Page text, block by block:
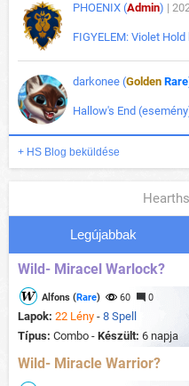
PHOENIX (Admin) |
FIGYELEM: Violet
darkonee (Golden Rare
Hallow's End
+ HS Blog beküldése
Legújabbak
Wild- Miracel Warlock?
Alfons (Rare) 60 0
Lapok: 22 Lény - 8 Spell
Típus: Combo - Készült: 6 napja
Wild- Miracle Warrior?